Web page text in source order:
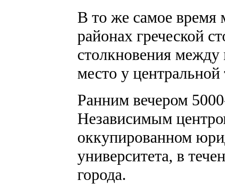
В то же самое
районах греческой
столкновения
место у
Ранним вечером
Независимым
оккупированном
университета, в
города.